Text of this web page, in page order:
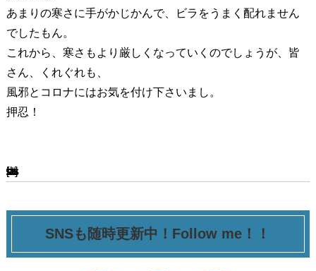
あまりの寒さに手がかじかんで、ビラをうまく配れません
でしたもん。
これから、寒さもより厳しくなっていくのでしょうが、皆
さん、くれぐれも、
風邪とコロナにはお気を付け下さいまし。
押忍！
[ssba-buttons]
SNSも随時更新中！Follow me！！